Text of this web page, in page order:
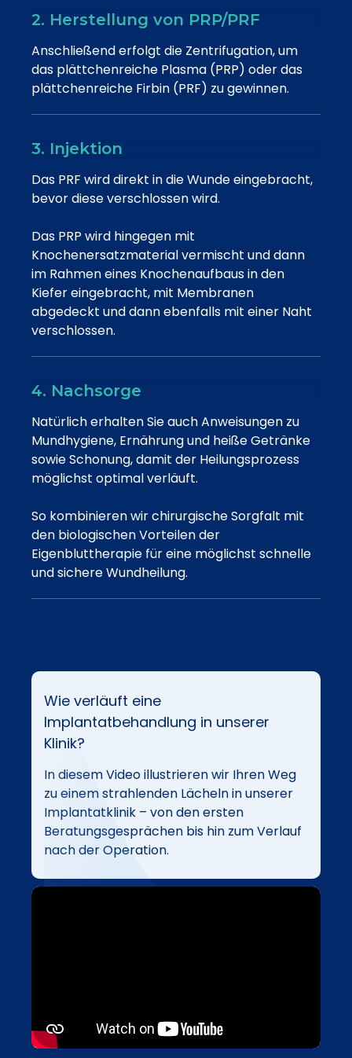
2. Herstellung von PRP/PRF
Anschließend erfolgt die Zentrifugation, um
das plättchenreiche Plasma (PRP) oder das
plättchenreiche Firbin (PRF) zu gewinnen.
3. Injektion
Das PRF wird direkt in die Wunde eingebracht,
bevor diese verschlossen wird.
Das PRP wird hingegen mit
Knochenersatzmaterial vermischt und dann
im Rahmen eines Knochenaufbaus in den
Kiefer eingebracht, mit Membranen
abgedeckt und dann ebenfalls mit einer Naht
verschlossen.
4. Nachsorge
Natürlich erhalten Sie auch Anweisungen zu
Mundhygiene, Ernährung und heiße Getränke
sowie Schonung, damit der Heilungsprozess
möglichst optimal verläuft.
So kombinieren wir chirurgische Sorgfalt mit
den biologischen Vorteilen der
Eigenbluttherapie für eine möglichst schnelle
und sichere Wundheilung.
Wie verläuft eine
Implantatbehandlung in unserer
Klinik?
In diesem Video illustrieren wir Ihren Weg
zu einem strahlenden Lächeln in unserer
Implantatklinik – von den ersten
Beratungsgesprächen bis hin zum Verlauf
nach der Operation.